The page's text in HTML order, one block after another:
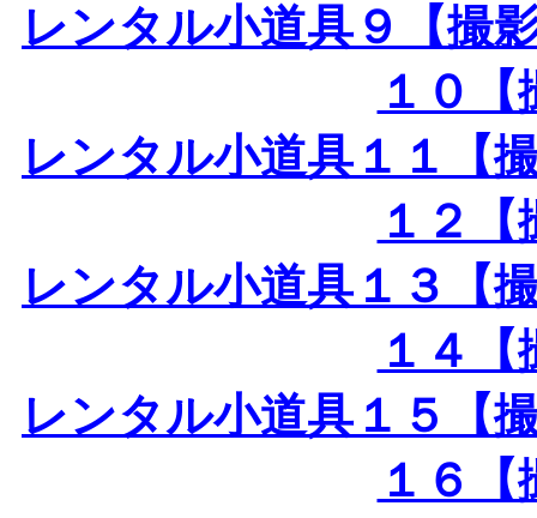
レンタル小道具９【撮
１０
レンタル小道具１１【
１２
レンタル小道具１３【
１４
レンタル小道具１５【
１６